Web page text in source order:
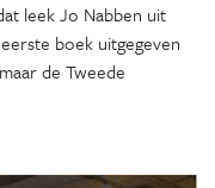
leek Jo Nabben uit
boek uitgegeven
de Tweede